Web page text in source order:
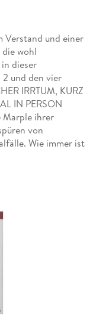
Verstand und einer
wohl
dieser
und den vier
IRRTUM, KURZ
IN PERSON
Marple ihrer
von
Wie immer ist
ist in